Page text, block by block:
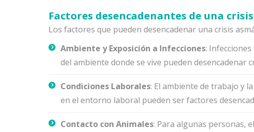
Factores desencadenantes de una
Los factores que pueden desencadenar una crisis
Ambiente y Exposición a Infecciones:
del ambiente donde se vive pueden desencadenar
Condiciones Laborales: El ambiente de trabajo y
en el entorno laboral pueden ser factores
Contacto con Animales: Para algunas personas,